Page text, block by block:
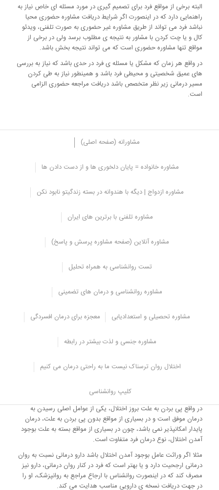
البته برخی از مواقع فرد برای تصمیم گیری در مورد مسئله ای خاص نیاز به
راهنمایی دارد که در اینصورت اگر شرایط دریافت مشاوره حضوری محیا
نباشد فرد می تواند از طریق مشاوره غیر حضوری به صورت تلفنی، ویدئو
کال و یا چت کردن با مشاور به نتیجه ی مطلوب برسد ولی در برخی از
مواقع تنها مشاوره حضوری است که می تواند نتیجه بخش باشد.
در واقع هر زمان که مشکل یا مسئله ی فرد در حدی باشد که نیاز به بررسی
های عمیق شخصیتی و محیطی فرد باشد و همینطور نیاز به طی کردن
مسیر درمانی زیر نظر متخصص باشد دریافت مراجعه حضوری الزامی
است.
مشاورانه (صفحه اصلی)
مشاوره خانواده = پایان دلخوری ها و از دست دادن ها
مشاوره ازدواج | دیگه با هندوانه در بسته زندگیتو نابود نکن
مشاوره تلفنی با برترین های ایران
مشاوره آنلاین (صفحه مشاوره پرسش و پاسخ)
تست روانشناسی به همراه تحلیل
مشاوره روانشناسی و درمان های تضمینی
مشاوره تحصیلی و استعدادیابی معجزه برای درمان افسردگی
مشاوره جنسی و لذت بیشتر در رابطه
اختلال روان ترسناک نیست ما به راحتی درمان می کنیم
کلیپ روانشناسی
در زیر به برخی از الزامات دریافت مشاوره
روانشناسی حضوری اشاره می کنیم:
اختلالات روانشناختی
دو مورد مورد توجه قرار می گیرد (وراثت و محیط).
به طور کلی اختلالات روانشناختی یا در اثر وراثت و سابقه ی ژنتیکی و به
زبان دیگر مستعد بودن فرد برای ابتلا به آن اختلال و یا به علت نامساعد
در برخی مواقع نیز تعامل وراثت و محیط باعث بروز این اختلالات در فرد
اختلال خاصی است، قرار گرفتن در یک محیط نامساعد نیز می تواند
بیشتری به اختلال روانی مبتلا شود.
اطلاعات و بررسی های بیشتری دارد تا بتواند به علت وجود اختلال و
همچنین شدت آن پی ببرد.
در واقع پی بردن به علت بروز اختلال، یکی از عوامل اصلی رسیدن به
درمان موفق است و در بسیاری از مواقع بدون پی بردن به علت، درمان
پایدار امکانپذیر نمی باشد، چون در بسیاری از مواقع بسته به علت بوجود
آمدن اختلال، نوع درمان فرد متفاوت است.
مثلا اگر وراثت عامل بوجود آمدن اختلال باشد دارو درمانی نسبت به روان
درمانی ارجحیت دارد و یا بهتر است که فرد در کنار روان درمانی، دارو نیز
مصرف کند که در اینصورت روانشناس با ارجاع مراجع به روانپزشک، او را
در جهت دریافت نسخه ی دارویی مناسب هدایت می کند.